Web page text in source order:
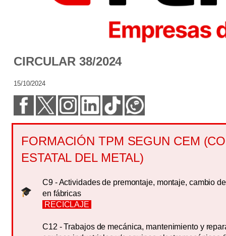
CIRCULAR 38/2024
15/10/2024
FORMACIÓN TPM SEGUN CEM
ESTATAL DEL METAL)
C9 - Actividades de premontaje, montaje, cambio
en fábricas
RECICLAJE
C12 - Trabajos de mecánica, mantenimiento y